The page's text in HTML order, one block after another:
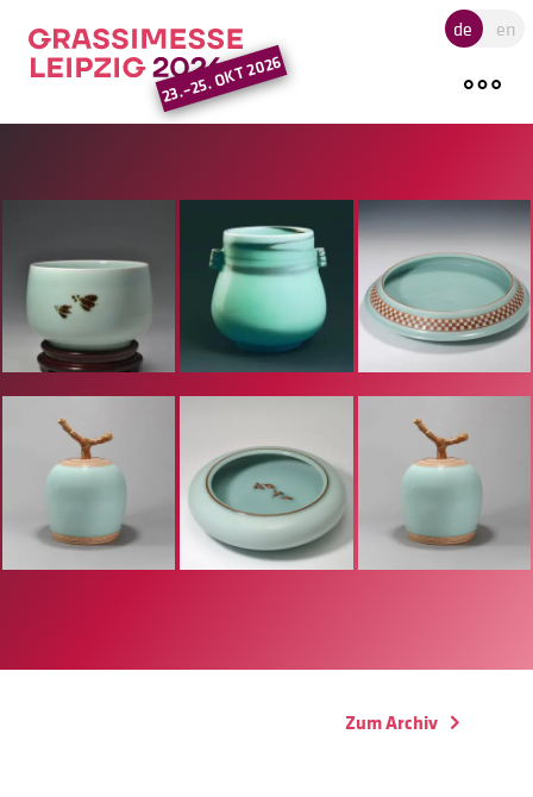
Hauptregion der Seite
23.–25. OKT 2026
de en
Zum Archiv